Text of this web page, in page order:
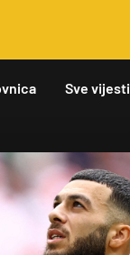
Sve vijesti